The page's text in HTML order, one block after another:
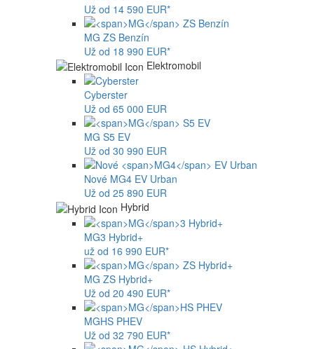
Už od 14 590 EUR*
MG ZS Benzín
Už od 18 990 EUR*
Elektromobil
Cyberster
Už od 65 000 EUR
MG S5 EV
Už od 30 990 EUR
Nové MG4 EV Urban
Už od 25 890 EUR
Hybrid
MG3 Hybrid+
už od 16 990 EUR*
MG ZS Hybrid+
Už od 20 490 EUR*
MGHS PHEV
Už od 32 790 EUR*